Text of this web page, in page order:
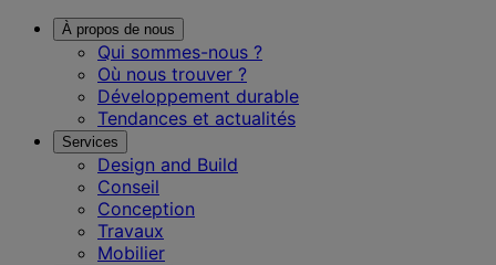
À propos de nous
Qui sommes-nous ?
Où nous trouver ?
Développement durable
Tendances et actualités
Services
Design and Build
Conseil
Conception
Travaux
Mobilier